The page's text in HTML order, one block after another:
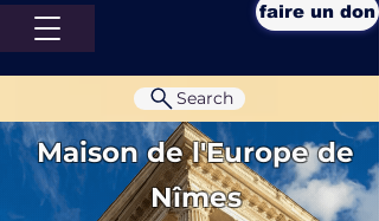
faire un don
Maison de l'Europe de
Nîmes
Search